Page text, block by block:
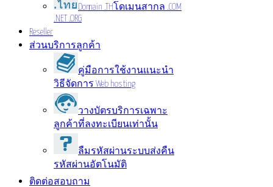
Domain .TH โดเมนสากล .COM
.NET .ORG
Reseller
ส่วนบริการลูกค้า
คู่มือการใช้งานแนะนำ
วิธีจัดการ Web hosting
วางบัตรบริการเฉพาะ
ลูกค้าที่ลงทะเบียนเท่านั้น
ลืมรหัสผ่านระบบส่งคืน
รหัสผ่านอัตโนมัติ
ติดต่อสอบถาม